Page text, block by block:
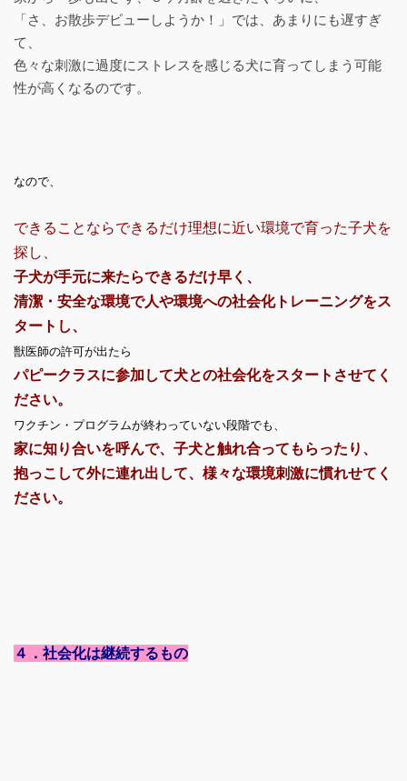
「さ、お散歩デビューしようか！」では、あまりにも遅すぎ
て、
色々な刺激に過度にストレスを感じる犬に育ってしまう可能
性が高くなるのです。
なので、
できることならできるだけ理想に近い環境で育った子犬を
探し、
子犬が手元に来たらできるだけ早く、
清潔・安全な環境で人や環境への社会化トレーニングをス
タートし、
獣医師の許可が出たら
パピークラスに参加して犬との社会化をスタートさせてく
ださい。
ワクチン・プログラムが終わっていない段階でも、
家に知り合いを呼んで、子犬と触れ合ってもらったり、
抱っこして外に連れ出して、様々な環境刺激に慣れせてく
ださい。
４．社会化は継続するもの